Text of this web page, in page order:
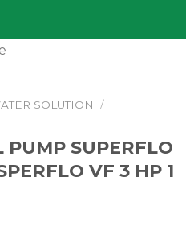
SOLUTION
/
SUPERFLO
VF 3 HP 1